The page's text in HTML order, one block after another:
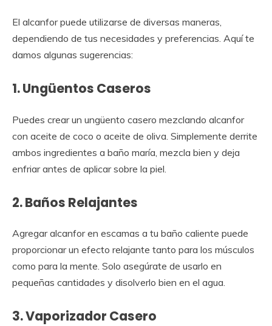
El alcanfor puede utilizarse de diversas maneras,
dependiendo de tus necesidades y preferencias. Aquí te
damos algunas sugerencias:
1. Ungüentos Caseros
Puedes crear un ungüento casero mezclando alcanfor
con aceite de coco o aceite de oliva. Simplemente derrite
ambos ingredientes a baño maría, mezcla bien y deja
enfriar antes de aplicar sobre la piel.
2. Baños Relajantes
Agregar alcanfor en escamas a tu baño caliente puede
proporcionar un efecto relajante tanto para los músculos
como para la mente. Solo asegúrate de usarlo en
pequeñas cantidades y disolverlo bien en el agua.
3. Vaporizador Casero